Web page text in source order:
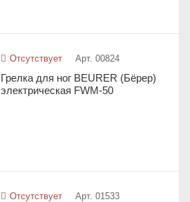
Отсутствует Арт. 00824
Грелка для ног BEURER (Бёрер)
электрическая FWM-50
Отсутствует Арт. 01533